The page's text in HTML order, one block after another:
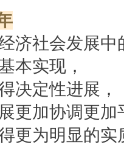
济社会发展
本实现，
决定性进展，
更加协调更加
更为明显的实